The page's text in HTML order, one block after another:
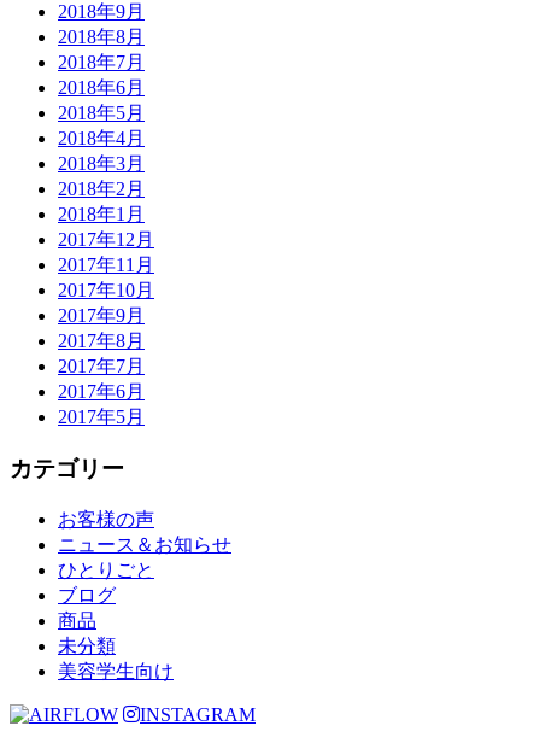
2018年9月
2018年8月
2018年7月
2018年6月
2018年5月
2018年4月
2018年3月
2018年2月
2018年1月
2017年12月
2017年11月
2017年10月
2017年9月
2017年8月
2017年7月
2017年6月
2017年5月
カテゴリー
お客様の声
ニュース＆お知らせ
ひとりごと
ブログ
商品
未分類
美容学生向け
INSTAGRAM